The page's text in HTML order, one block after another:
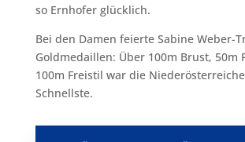
so Ernhofer glücklich.
Bei den Damen feierte Sabine Weber-
Goldmedaillen: Über 100m Brust, 50m
100m Freistil war die
Schnellste.